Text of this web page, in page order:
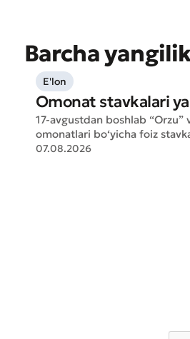
Barcha
E'lon
Omonat stavkalari
17-avgustdan boshlab “Orzu”
omonatlari bo‘yicha foiz
07.08.2026